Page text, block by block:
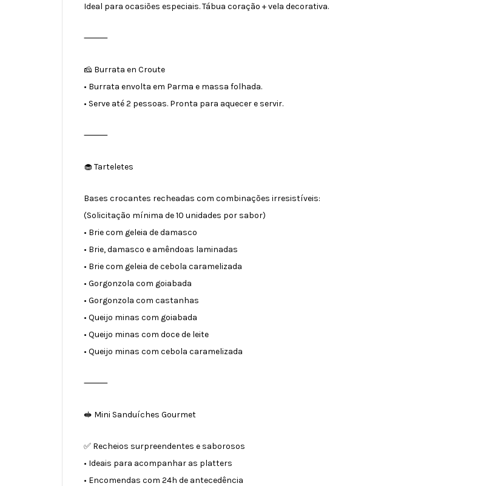
Ideal para ocasiões especiais. Tábua coração + vela decorativa.
⸻
🧀 Burrata en Croute
• Burrata envolta em Parma e massa folhada.
• Serve até 2 pessoas. Pronta para aquecer e servir.
⸻
🧁 Tarteletes
Bases crocantes recheadas com combinações irresistíveis:
(Solicitação mínima de 10 unidades por sabor)
• Brie com geleia de damasco
• Brie, damasco e amêndoas laminadas
• Brie com geleia de cebola caramelizada
• Gorgonzola com goiabada
• Gorgonzola com castanhas
• Queijo minas com goiabada
• Queijo minas com doce de leite
• Queijo minas com cebola caramelizada
⸻
🥪 Mini Sanduíches Gourmet
✅ Recheios surpreendentes e saborosos
• Ideais para acompanhar as platters
• Encomendas com 24h de antecedência